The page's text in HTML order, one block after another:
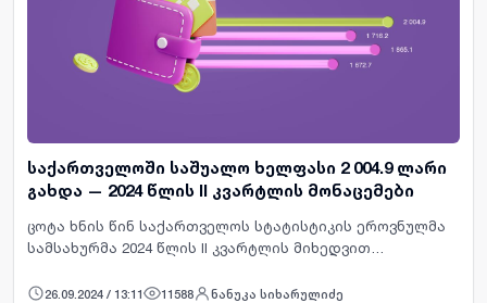
საქართველოში საშუალო ხელფასი 2 004.9 ლარი
გახდა — 2024 წლის II კვარტლის მონაცემები
ცოტა ხნის წინ საქართველოს სტატისტიკის ეროვნულმა
სამსახურმა 2024 წლის II კვარტლის მიხედვით
ნომინალური ხელფასის მონაცემები გამოაქვეყნა.
26.09.2024 / 13:11 11588 ნანუკა სიხარულიძე